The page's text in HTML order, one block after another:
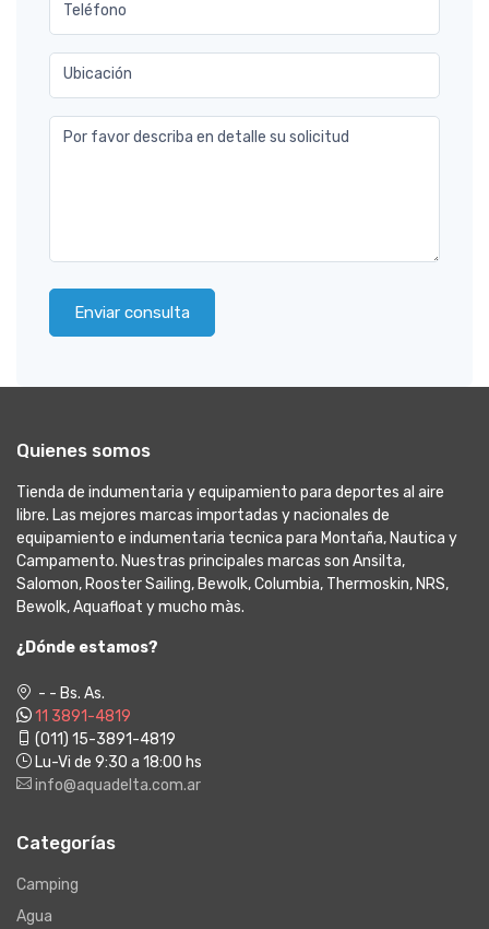
Teléfono
Ubicación
Por favor describa en detalle su solicitud
Enviar consulta
Quienes somos
Tienda de indumentaria y equipamiento para deportes al aire
libre. Las mejores marcas importadas y nacionales de
equipamiento e indumentaria tecnica para Montaña, Nautica y
Campamento. Nuestras principales marcas son Ansilta,
Salomon, Rooster Sailing, Bewolk, Columbia, Thermoskin, NRS,
Bewolk, Aquafloat y mucho màs.
¿Dónde estamos?
- - Bs. As.
11 3891-4819
(011) 15-3891-4819
Lu-Vi de 9:30 a 18:00 hs
info@aquadelta.com.ar
Categorías
Camping
Agua